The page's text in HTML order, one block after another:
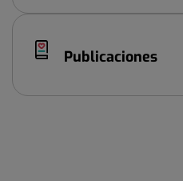
Publicaciones